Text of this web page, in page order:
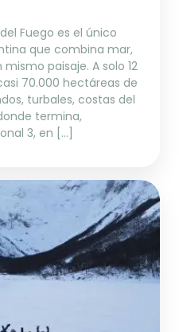
Fuego es el único
que combina mar,
paisaje. A solo 12
70.000 hectáreas de
turbales, costas del
termina,
3, en […]